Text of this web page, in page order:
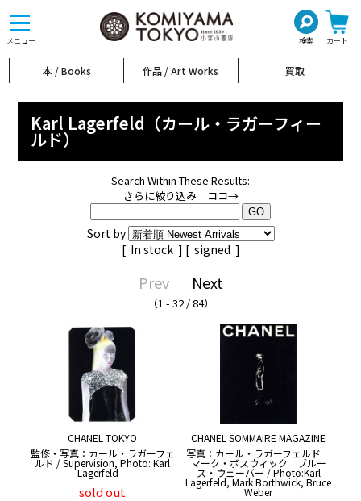
メニュー 検索 カート
toggle
navigation
本 / Books 作品 / Art Works 買取
Karl Lagerfeld（カール・ラガーフィー
ルド）
Search Within These Results:
さらに絞り込み ココ→
Sort by
[ In stock ] [ signed ]
Prev Next
（1 - 32 / 84）
CHANEL TOKYO
監修・写真：カール・ラガーフェ
ルド / Supervision, Photo: Karl
Lagerfeld
sold out
CHANEL SOMMAIRE MAGAZINE
写真：カール・ラガーフェルド
マーク・ボスウィック ブルー
ス・ウェーバー / Photo:Karl
Lagerfeld, Mark Borthwick, Bruce
Weber